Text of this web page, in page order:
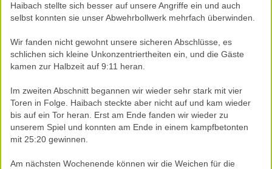
Haibach stellte sich besser auf unsere Angriffe ein und auch
selbst konnten sie unser Abwehrbollwerk mehrfach überwinden.
Wir fanden nicht gewohnt unsere sicheren Abschlüsse, es
schlichen sich kleine Unkonzentriertheiten ein, und die Gäste
kamen zur Halbzeit auf 9:11 heran.
Im zweiten Abschnitt begannen wir wieder sehr stark mit vier
Toren in Folge. Haibach steckte aber nicht auf und kam wieder
bis auf ein Tor heran. Erst am Ende fanden wir wieder zu
unserem Spiel und konnten am Ende in einem kampfbetonten
mit 25:20 gewinnen.
Am nächsten Wochenende können wir die Weichen für die